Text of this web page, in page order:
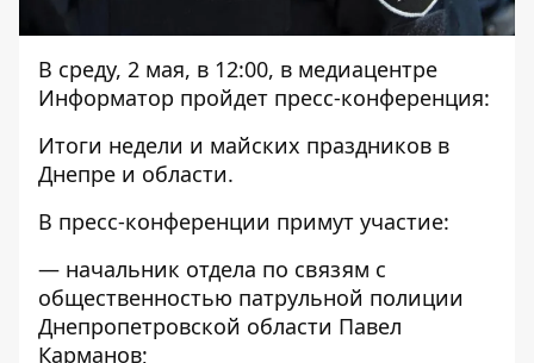
В среду, 2 мая, в 12:00, в медиацентре
Информатор пройдет пресс-конференция:
Итоги недели и майских праздников в
Днепре и области.
В пресс-конференции примут участие:
— начальник отдела по связям с
общественностью патрульной полиции
Днепропетровской области Павел
Карманов;